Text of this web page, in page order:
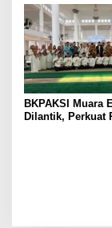
BKPAKSI Muara
Dilantik, Perkuat